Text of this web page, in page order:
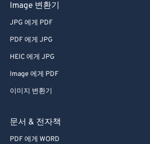
Image 변환기
JPG 에게 PDF
PDF 에게 JPG
HEIC 에게 JPG
Image 에게 PDF
이미지 변환기
문서 & 전자책
PDF 에게 WORD